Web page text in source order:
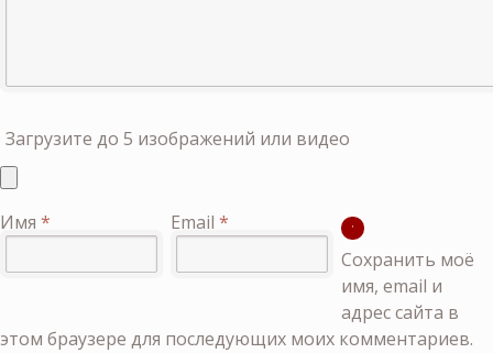
Загрузите до 5 изображений или видео
Имя * Email *
Сохранить моё
имя, email и
адрес сайта в
этом браузере для последующих моих комментариев.